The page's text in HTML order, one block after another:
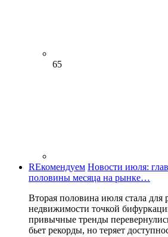
65
REкомендуем Новости июля:
половины месяца на рынке…
Вторая половина июля стала для
недвижимости точкой
привычные тренды
бьет рекорды, но теряет